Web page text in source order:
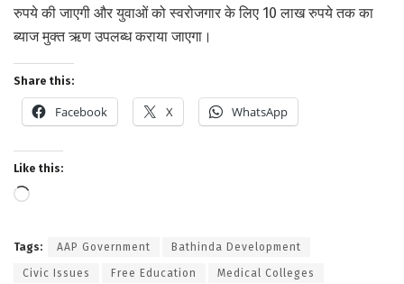
रुपये की जाएगी और युवाओं को स्वरोजगार के लिए 10 लाख रुपये तक का
ब्याज मुक्त ऋण उपलब्ध कराया जाएगा।
Share this:
Facebook X WhatsApp
Like this:
Loading…
Tags: AAP Government Bathinda Development
Civic Issues Free Education Medical Colleges